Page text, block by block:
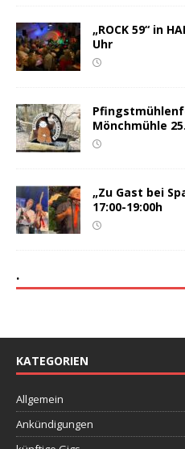
„ROCK 59“ in
Uhr
Mönchmühle
„Zu Gast bei
17:00-19:00h
.
KATEGORIEN
Allgemein
Ankündigungen